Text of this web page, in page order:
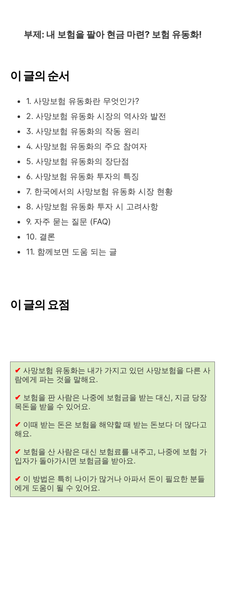
부제: 내 보험을 팔아 현금 마련? 보험 유동화!
이 글의 순서
1. 사망보험 유동화란 무엇인가?
2. 사망보험 유동화 시장의 역사와 발전
3. 사망보험 유동화의 작동 원리
4. 사망보험 유동화의 주요 참여자
5. 사망보험 유동화의 장단점
6. 사망보험 유동화 투자의 특징
7. 한국에서의 사망보험 유동화 시장 현황
8. 사망보험 유동화 투자 시 고려사항
9. 자주 묻는 질문 (FAQ)
10. 결론
11. 함께보면 도움 되는 글
이 글의 요점
✔ 사망보험 유동화는 내가 가지고 있던 사망보험을 다른 사
람에게 파는 것을 말해요.
✔ 보험을 판 사람은 나중에 보험금을 받는 대신, 지금 당장
목돈을 받을 수 있어요.
✔ 이때 받는 돈은 보험을 해약할 때 받는 돈보다 더 많다고
해요.
✔ 보험을 산 사람은 대신 보험료를 내주고, 나중에 보험 가
입자가 돌아가시면 보험금을 받아요.
✔ 이 방법은 특히 나이가 많거나 아파서 돈이 필요한 분들
에게 도움이 될 수 있어요.